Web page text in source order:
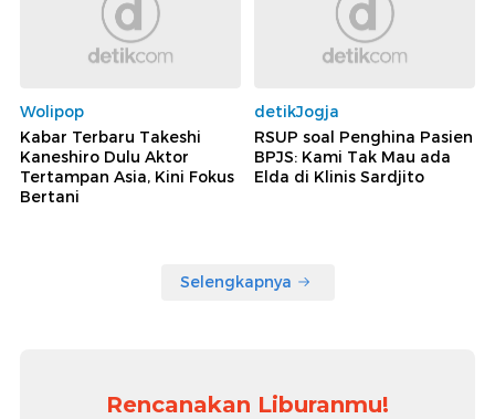
Wolipop
Kabar Terbaru Takeshi
Kaneshiro Dulu Aktor
Tertampan Asia, Kini Fokus
Bertani
detikJogja
RSUP soal Penghina Pasien
BPJS: Kami Tak Mau ada
Elda di Klinis Sardjito
Selengkapnya
Rencanakan Liburanmu!